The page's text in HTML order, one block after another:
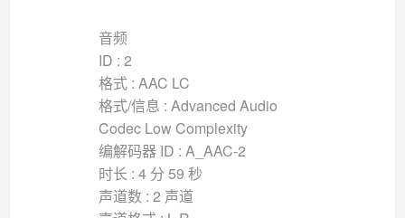
音频
ID : 2
格式 : AAC LC
格式/信息 : Advanced Audio
Codec Low Complexity
编解码器 ID : A_AAC-2
时长 : 4 分 59 秒
声道数 : 2 声道